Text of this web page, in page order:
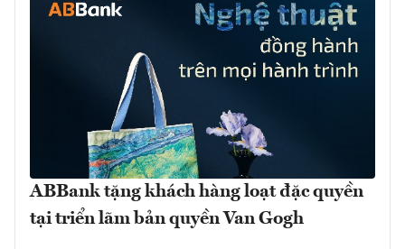
ABBank tặng khách hàng loạt đặc quyền
tại triển lãm bản quyền Van Gogh